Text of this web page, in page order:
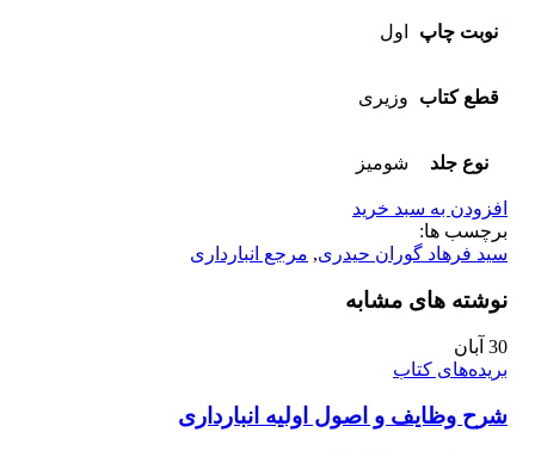
نوبت چاپ اول
قطع کتاب وزیری
نوع جلد شومیز
افزودن به سبد خرید
برچسب ها:
سید فرهاد گوران حیدری, مرجع انبارداری
نوشته های مشابه
30 آبان
بریده‌های کتاب
شرح وظایف و اصول اولیه انبار‌داری